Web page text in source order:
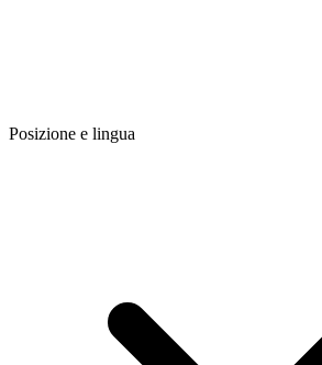
Posizione e lingua